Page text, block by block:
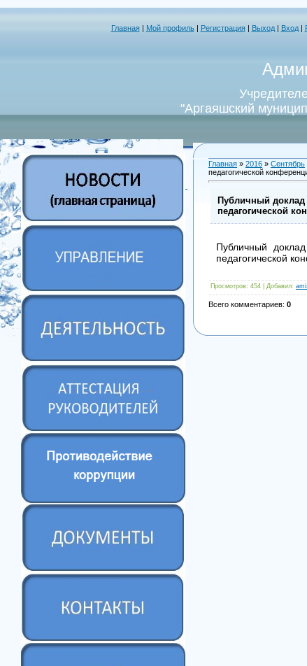
Главная| Мой профиль| Регистрация Выход| Вход
"Аргаяшский
Главная » 2016 » Сентябрь
педагогической
Публичный доклад
педагогической
Публичный
педагогической
Просмотров: 454 | Добавил:
Всего комментариев: 0